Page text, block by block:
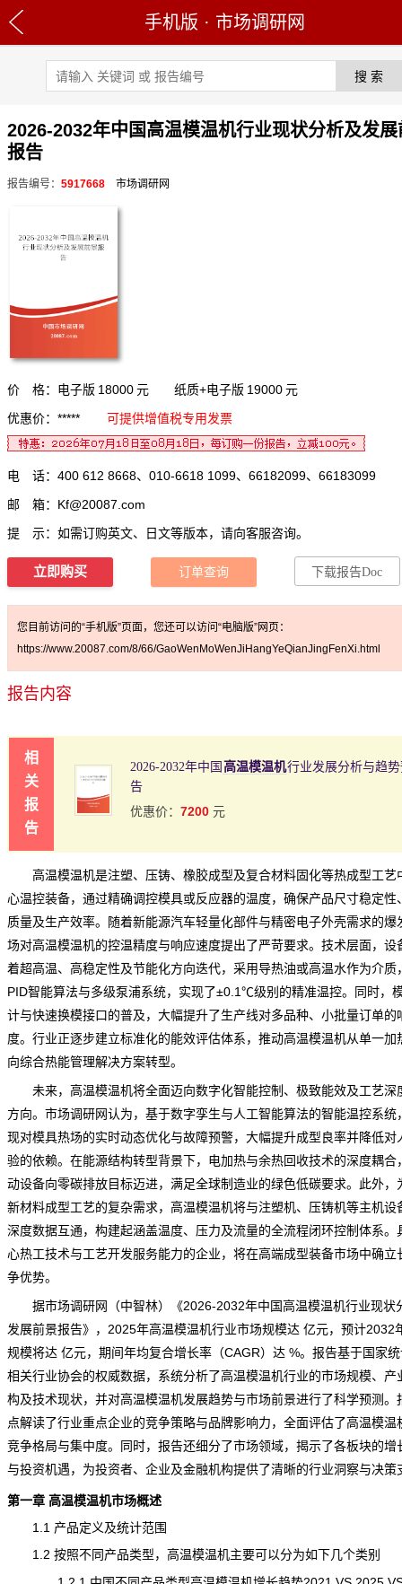
手机版 · 市场调研网
2026-2032年中国高温模温机行业现状分析及发展
报告
报告编号： 5917668 市场调研网
价 格：电子版 18000 元 纸质+电子版 19000 元
优惠价：*****
可提供增值税专用发票
电 话：400 612 8668、010-6618 1099、66182099、66183099
邮 箱： Kf@20087.com
提 示：如需订购英文、日文等版本，请向客服咨询。
立即购买 订单查询 下载报告Doc
您目前访问的“手机版”页面，您还可以访问“电脑版”网页：
https://www.20087.com/8/66/GaoWenMoWenJiHangYeQianJingFenXi.html
报告内容
相
关
报
告
2026-2032年中国 高温模温机行业发展分析与趋
告
优惠价： 7200 元
高温模温机是注塑、压铸、橡胶成型及复合材料固化等热成型工艺
心温控装备，通过精确调控模具或反应器的温度，确保产品尺寸稳定性
质量及生产效率。随着新能源汽车轻量化部件与精密电子外壳需求的爆
场对高温模温机的控温精度与响应速度提出了严苛要求。技术层面，设
着超高温、高稳定性及节能化方向迭代，采用导热油或高温水作为介质
PID智能算法与多级泵浦系统，实现了±0.1℃级别的精准温控。同时，
计与快速换模接口的普及，大幅提升了生产线对多品种、小批量订单的
度。行业正逐步建立标准化的能效评估体系，推动高温模温机从单一加
向综合热能管理解决方案转型。
未来，高温模温机将全面迈向数字化智能控制、极致能效及工艺深
方向。 市场调研网认为，基于数字孪生与人工智能算法的智能温控系统
现对模具热场的实时动态优化与故障预警，大幅提升成型良率并降低对
验的依赖。在能源结构转型背景下，电加热与余热回收技术的深度耦合
动设备向零碳排放目标迈进，满足全球制造业的绿色低碳要求。此外，
新材料成型工艺的复杂需求，高温模温机将与注塑机、压铸机等主机设
深度数据互通，构建起涵盖温度、压力及流量的全流程闭环控制体系。
心热工技术与工艺开发服务能力的企业，将在高端成型装备市场中确立
争优势。
据市场调研网（中智林）《2026-2032年中国高温模温机行业现状
发展前景报告》，2025年高温模温机行业市场规模达 亿元，预计2032
规模将达 亿元，期间年均复合增长率（CAGR）达 %。报告基于国家
相关行业协会的权威数据，系统分析了高温模温机行业的市场规模、 产
构及技术现状，并对高温模温机发展趋势与市场前景进行了科学预测。
点解读了行业重点企业的竞争策略与品牌影响力，全面评估了高温模温
竞争格局与集中度。同时，报告还细分了市场领域，揭示了各板块的增
与投资机遇，为投资者、企业及金融机构提供了清晰的行业洞察与决策
第一章 高温模温机市场概述
1.1 产品定义及统计范围
1.2 按照不同产品类型，高温模温机主要可以分为如下几个类别